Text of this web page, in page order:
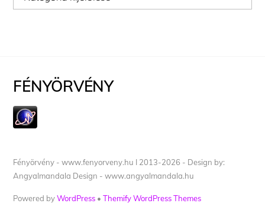
FÉNYÖRVÉNY
Fényörvény - www.fenyorveny.hu I 2013-2026 - Design by:
Angyalmandala Design - www.angyalmandala.hu
Powered byWordPress •Themify WordPress Themes